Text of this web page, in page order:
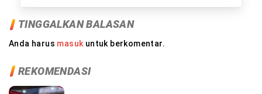
TINGGALKAN BALASAN
Anda harus masuk untuk berkomentar.
REKOMENDASI